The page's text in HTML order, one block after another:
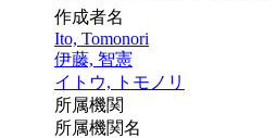
作成者名
Ito, Tomonori
伊藤, 智憲
イトウ, トモノリ
所属機関
所属機関名